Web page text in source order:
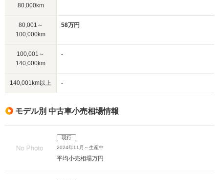
80,000km
80,001～
100,000km
58万円
100,001～
140,000km
-
140,001km以上 -
モデル別 中古車小売相場情報
現行
2024年11月～生産中
平均小売相場万円